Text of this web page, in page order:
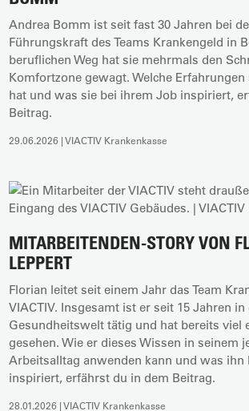
Andrea Bomm ist seit fast 30 Jahren bei
Führungskraft des Teams Krankengeld in
beruflichen Weg hat sie mehrmals den
Komfortzone gewagt. Welche
hat und was sie bei ihrem Job inspiriert,
Beitrag.
29.06.2026 | VIACTIV Krankenkasse
MITARBEITENDEN-STORY VON
LEPPERT
Florian leitet seit einem Jahr das Team
VIACTIV. Insgesamt ist er seit 15 Jahren in
Gesundheitswelt tätig und hat bereits viel
gesehen. Wie er dieses Wissen in seinem
Arbeitsalltag anwenden kann und was ihn
inspiriert, erfährst du in dem Beitrag.
28.01.2026 | VIACTIV Krankenkasse